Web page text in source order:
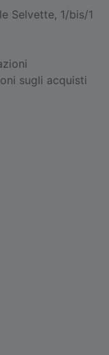
Selvette, 1/bis/1
sugli acquisti